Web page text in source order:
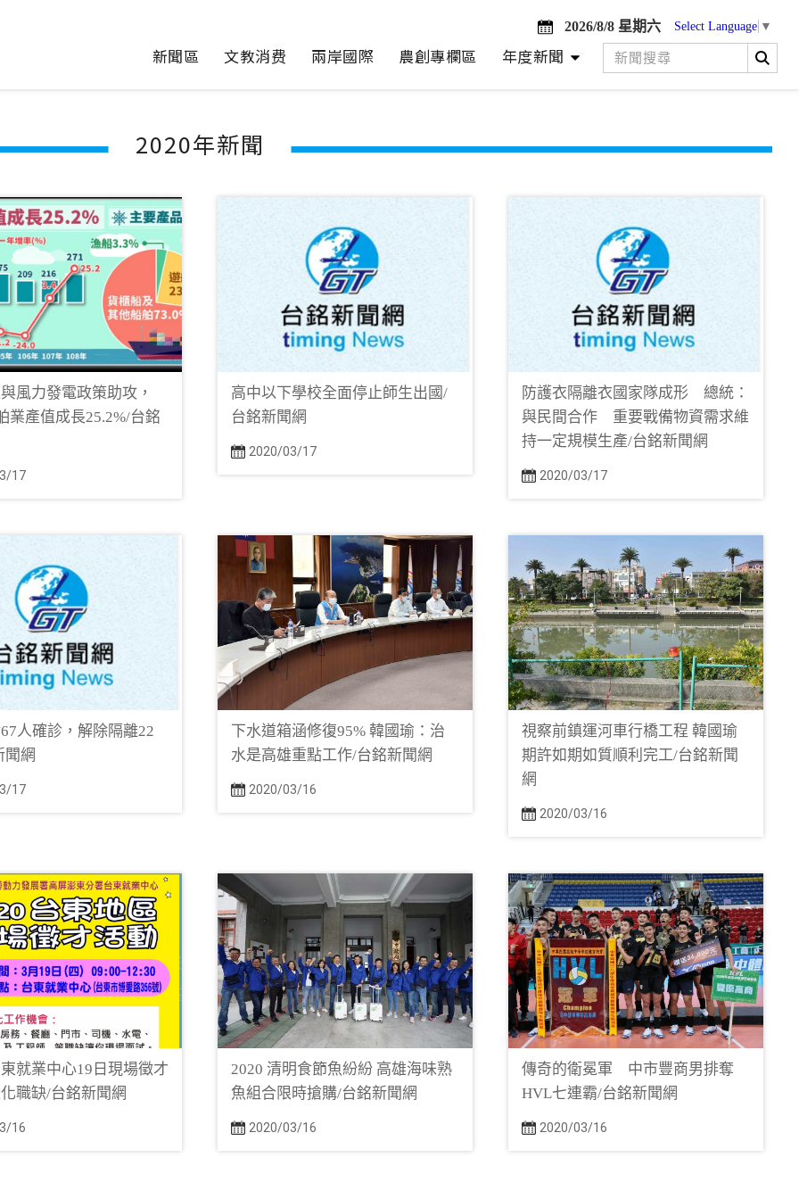
2026/8/8 星期六 Select Language ▼
新聞區 文教消费 兩岸國際 農創專欄區 年度新聞
2020年新聞
風力發電政策助攻，
業產值成長25.2%/台銘
17
高中以下學校全面停止師生出國/
台銘新聞網
2020/03/17
防護衣隔離衣國家隊成形 總統：
與民間合作 重要戰備物資需求維
持一定規模生產/台銘新聞網
2020/03/17
人確診，解除隔離22
聞網
17
下水道箱涵修復95% 韓國瑜：治
水是高雄重點工作/台銘新聞網
2020/03/16
視察前鎮運河車行橋工程 韓國瑜
期許如期如質順利完工/台銘新聞
網
2020/03/16
就業中心19日現場徵才
職缺/台銘新聞網
16
2020 清明食節魚紛紛 高雄海味熟
魚組合限時搶購/台銘新聞網
2020/03/16
傳奇的衛冕軍 中市豐商男排奪
HVL七連霸/台銘新聞網
2020/03/16